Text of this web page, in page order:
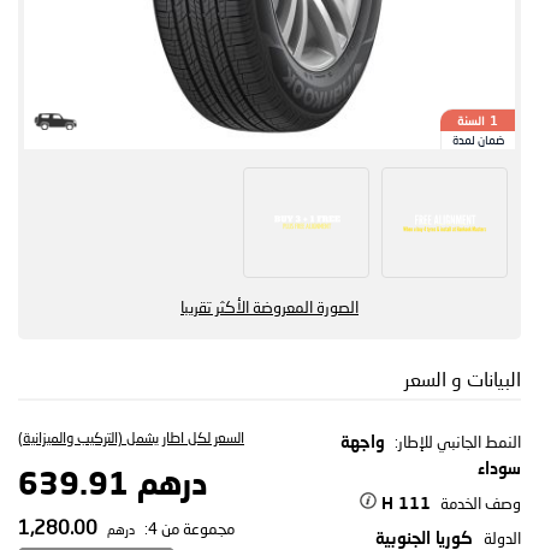
1 السنة
ضمان لمدة
الصورة المعروضة الأكثر تقريبا
البيانات و السعر
النمط الجانبي للإطار:
واجهة
سوداء
وصف الخدمة 111 H
الدولة كوريا الجنوبية
السعر لكل اطار يشمل (التركيب والميزانية)
درهم 639.91
مجموعة من 4: درهم